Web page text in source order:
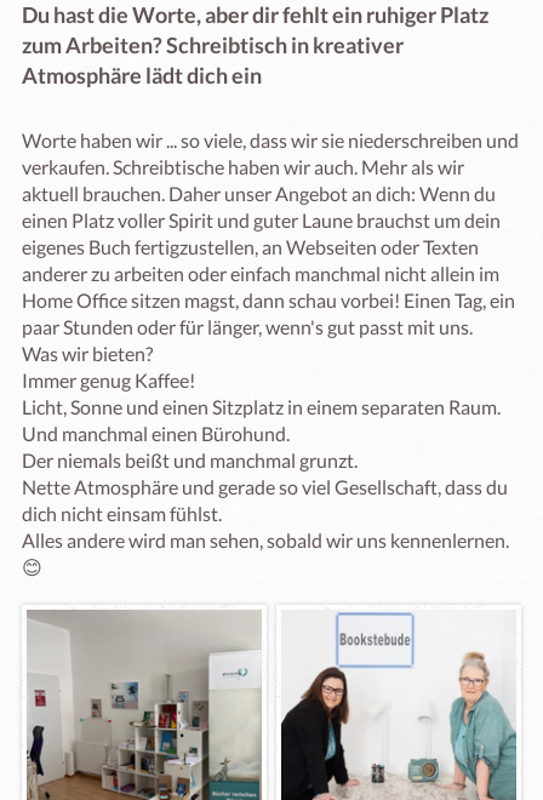
Du hast die Worte, aber dir fehlt ein ruhiger Platz
zum Arbeiten? Schreibtisch in kreativer
Atmosphäre lädt dich ein
Worte haben wir ... so viele, dass wir sie niederschreiben und
verkaufen. Schreibtische haben wir auch. Mehr als wir
aktuell brauchen. Daher unser Angebot an dich: Wenn du
einen Platz voller Spirit und guter Laune brauchst um dein
eigenes Buch fertigzustellen, an Webseiten oder Texten
anderer zu arbeiten oder einfach manchmal nicht allein im
Home Office sitzen magst, dann schau vorbei! Einen Tag, ein
paar Stunden oder für länger, wenn's gut passt mit uns.
Was wir bieten?
Immer genug Kaffee!
Licht, Sonne und einen Sitzplatz in einem separaten Raum.
Und manchmal einen Bürohund.
Der niemals beißt und manchmal grunzt.
Nette Atmosphäre und gerade so viel Gesellschaft, dass du
dich nicht einsam fühlst.
Alles andere wird man sehen, sobald wir uns kennenlernen.
😊